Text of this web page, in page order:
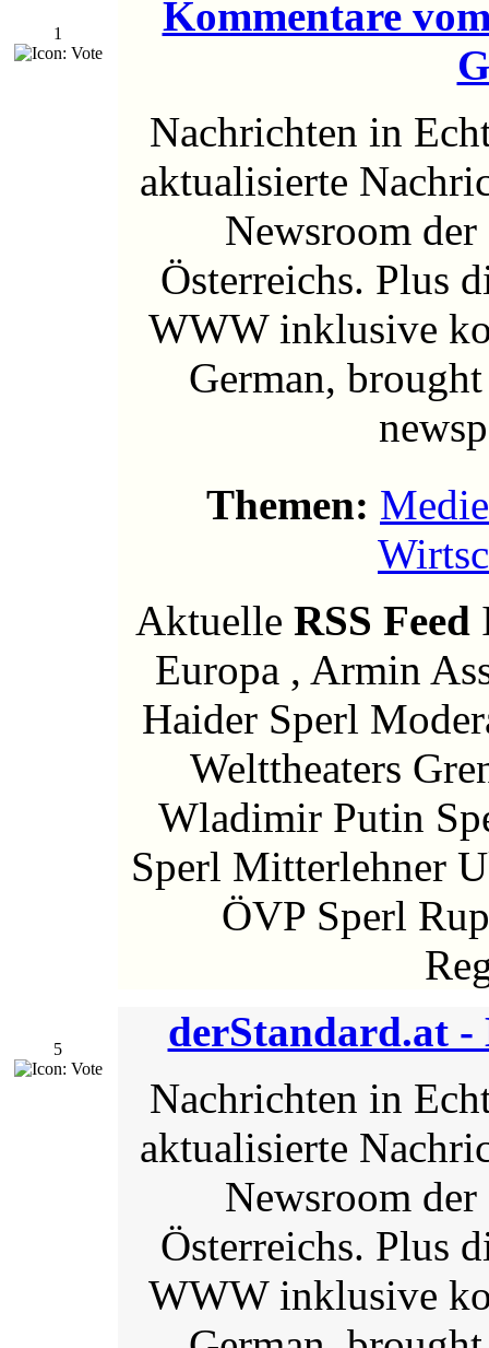
1
Kommentare
Nachrichten in
aktualisierte
Newsroom
Österreichs. Plus
WWW inklusive
German,
Themen:
Aktuelle RSS Feed
Europa , Armin
Haider Sperl
Welttheaters
Wladimir Putin
Sperl Mitterlehner
ÖVP Sperl
5
derStandard.at
Nachrichten in
aktualisierte
Newsroom
Österreichs. Plus
WWW inklusive